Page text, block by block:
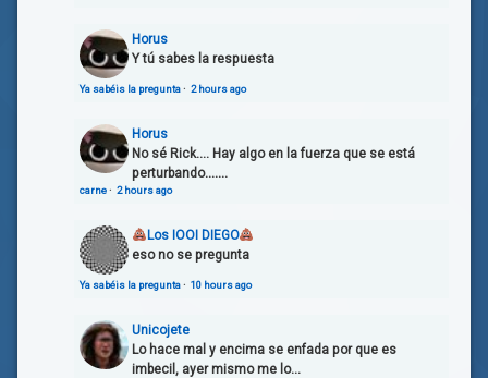
Horus
Y tú sabes la respuesta
Ya sabéis la pregunta· 2 hours ago
Horus
No sé Rick.... Hay algo en la fuerza que se está
perturbando.......
carne· 2 hours ago
Los IOOI DIEGO
eso no se pregunta
Ya sabéis la pregunta· 10 hours ago
Unicojete
Lo hace mal y encima se enfada por que es
imbecil, ayer mismo me lo...